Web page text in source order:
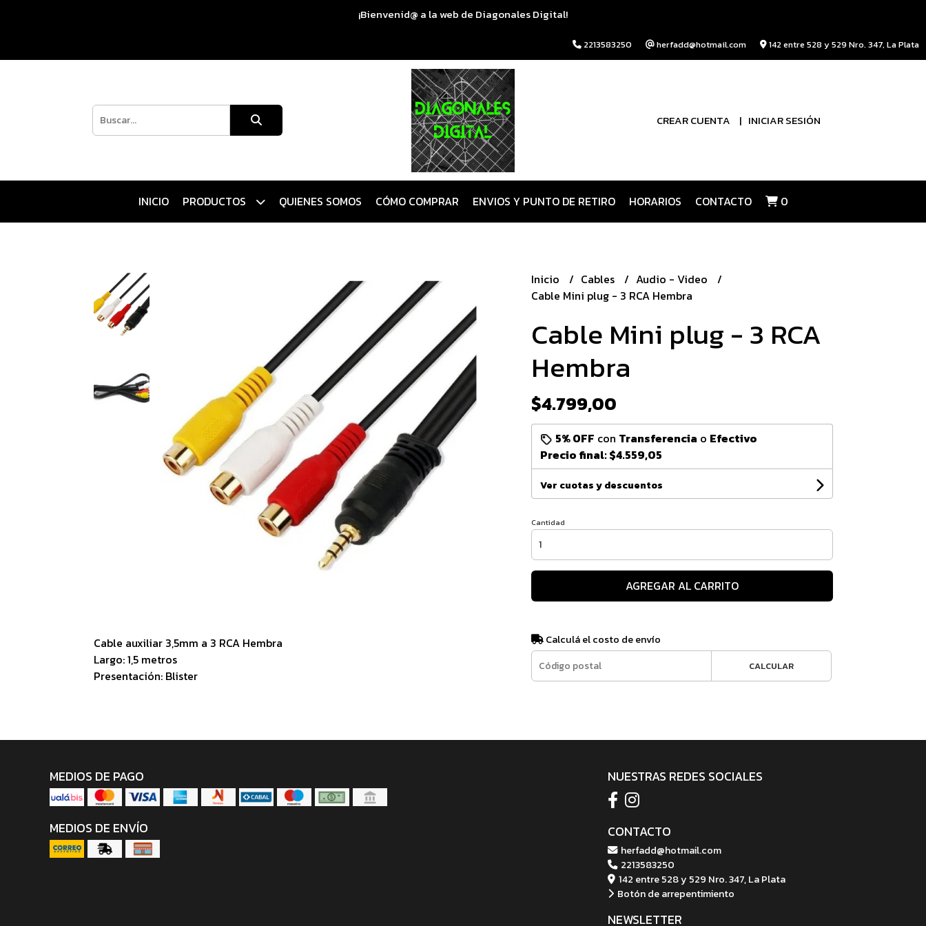
¡Bienvenid@ a la web de Diagonales Digital!
2213583250 herfadd@hotmail.com 142 entre 528 y 529 Nro. 347, La Plata
CREAR CUENTA INICIAR SESIÓN
INICIO PRODUCTOS QUIENES SOMOS CÓMO COMPRAR ENVIOS Y PUNTO DE RETIRO HORARIOS CONTACTO 0
Cable auxiliar 3,5mm a 3 RCA Hembra
Largo: 1,5 metros
Presentación: Blister
Inicio Cables
Audio - Video
Cable Mini plug - 3 RCA Hembra
Cable Mini plug - 3 RCA
Hembra
$4.799,00
5% OFF con Transferencia o Efectivo
Precio final:$4.559,05
Ver cuotas y descuentos
Cantidad
AGREGAR AL CARRITO
Calculá el costo de envío
CALCULAR
MEDIOS DE PAGO
MEDIOS DE ENVÍO
NUESTRAS REDES SOCIALES
CONTACTO
herfadd@hotmail.com
2213583250
142 entre 528 y 529 Nro. 347, La Plata
Botón de arrepentimiento
NEWSLETTER